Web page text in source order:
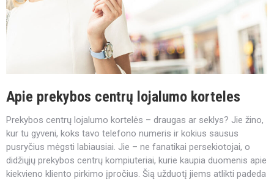
Apie prekybos centrų lojalumo korteles
Prekybos centrų lojalumo kortelės – draugas ar seklys? Jie žino,
kur tu gyveni, koks tavo telefono numeris ir kokius sausus
pusryčius mėgsti labiausiai. Jie – ne fanatikai persekiotojai, o
didžiųjų prekybos centrų kompiuteriai, kurie kaupia duomenis apie
kiekvieno kliento pirkimo įpročius. Šią užduotį jiems atlikti padeda